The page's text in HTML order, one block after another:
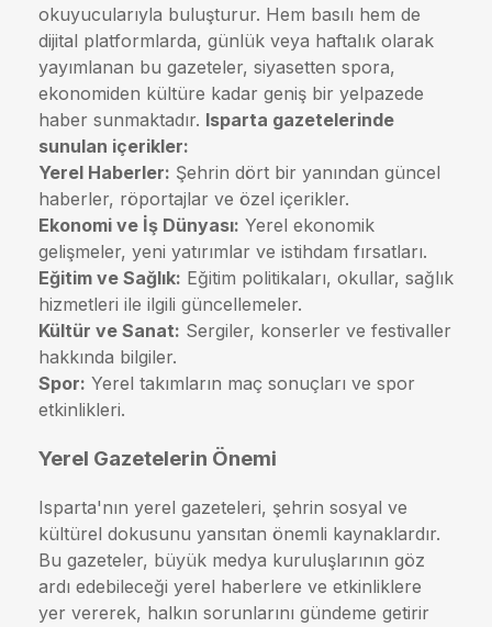
okuyucularıyla buluşturur. Hem basılı hem de
dijital platformlarda, günlük veya haftalık olarak
yayımlanan bu gazeteler, siyasetten spora,
ekonomiden kültüre kadar geniş bir yelpazede
haber sunmaktadır. Isparta gazetelerinde
sunulan içerikler:
Yerel Haberler: Şehrin dört bir yanından güncel
haberler, röportajlar ve özel içerikler.
Ekonomi ve İş Dünyası: Yerel ekonomik
gelişmeler, yeni yatırımlar ve istihdam fırsatları.
Eğitim ve Sağlık: Eğitim politikaları, okullar, sağlık
hizmetleri ile ilgili güncellemeler.
Kültür ve Sanat: Sergiler, konserler ve festivaller
hakkında bilgiler.
Spor: Yerel takımların maç sonuçları ve spor
etkinlikleri.
Yerel Gazetelerin Önemi
Isparta'nın yerel gazeteleri, şehrin sosyal ve
kültürel dokusunu yansıtan önemli kaynaklardır.
Bu gazeteler, büyük medya kuruluşlarının göz
ardı edebileceği yerel haberlere ve etkinliklere
yer vererek, halkın sorunlarını gündeme getirir